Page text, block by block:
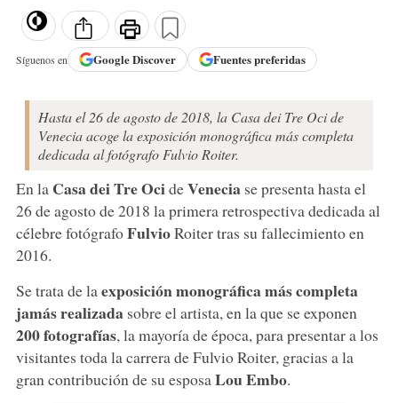
Síguenos en GoogleDiscover Fuentes preferidas
Hasta el 26 de agosto de 2018, la Casa dei Tre Oci de
Venecia acoge la exposición monográfica más completa
dedicada al fotógrafo Fulvio Roiter.
En la Casa dei Tre OcideVenecia se presenta hasta el
26 de agosto de 2018 la primera retrospectiva dedicada al
célebre fotógrafoFulvioRoiter tras su fallecimiento en
2016.
Se trata de la exposición monográfica más completa
jamás realizada sobre el artista, en la que se exponen
200 fotografías, la mayoría de época, para presentar a los
visitantes toda la carrera de Fulvio Roiter, gracias a la
gran contribución de su esposa Lou Embo.